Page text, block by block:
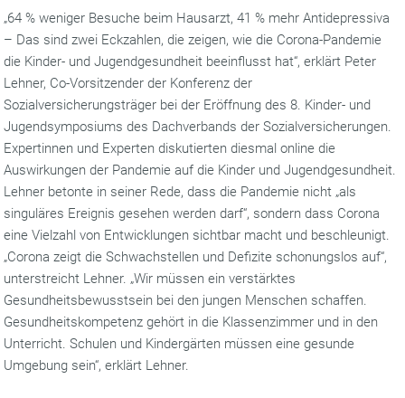
„64 % weniger Besuche beim Hausarzt, 41 % mehr Antidepressiva
– Das sind zwei Eckzahlen, die zeigen, wie die Corona-Pandemie
die Kinder- und Jugendgesundheit beeinflusst hat“, erklärt Peter
Lehner, Co-Vorsitzender der Konferenz der
Sozialversicherungsträger bei der Eröffnung des 8. Kinder- und
Jugendsymposiums des Dachverbands der Sozialversicherungen.
Expertinnen und Experten diskutierten diesmal online die
Auswirkungen der Pandemie auf die Kinder und Jugendgesundheit.
Lehner betonte in seiner Rede, dass die Pandemie nicht „als
singuläres Ereignis gesehen werden darf“, sondern dass Corona
eine Vielzahl von Entwicklungen sichtbar macht und beschleunigt.
„Corona zeigt die Schwachstellen und Defizite schonungslos auf“,
unterstreicht Lehner. „Wir müssen ein verstärktes
Gesundheitsbewusstsein bei den jungen Menschen schaffen.
Gesundheitskompetenz gehört in die Klassenzimmer und in den
Unterricht. Schulen und Kindergärten müssen eine gesunde
Umgebung sein“, erklärt Lehner.